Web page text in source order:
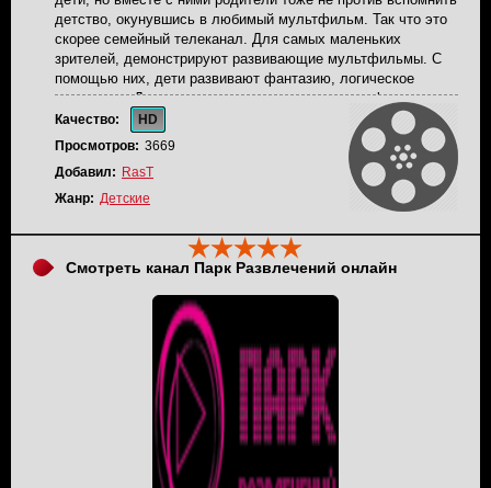
детство, окунувшись в любимый мультфильм. Так что это
скорее семейный телеканал. Для самых маленьких
зрителей, демонстрируют развивающие мультфильмы. С
помощью них, дети развивают фантазию, логическое
мышление. Для деток постарше, помимо мультфильмов,
выпускают в эфир комедийные сериалы, и познавательные
или развлекательные телепередачи. В них можно узнать о
последних музыкальных новинках, премьерах новых
фильмов, и другие новости, которые могут заинтересовать
молодежь. Трансляция канала Disney вещается в прямом
Качество:
HD
Просмотров: 3669
Добавил: RasT
Жанр: Детские
Смотреть канал Парк Развлечений онлайн